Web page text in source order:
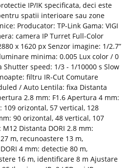
IP/IK specificata, deci este
spatii interioare sau zone
Producator: TP-Link Gama: VIGI
camera IP Turret Full-Color
x 1620 px Senzor imagine: 1/2.7”
minima: 0.005 Lux color / 0
Shutter speed: 1/3 - 1/10000 s Slow
filtru IR-Cut Comutare
/ Auto Lentila: fixa Distanta
2.8 mm: F1.6 Apertura 4 mm:
109 orizontal, 57 vertical, 128
90 orizontal, 48 vertical, 107
Distanta DORI 2.8 mm:
m, recunoastere 13 m,
4 mm: detectie 80 m,
16 m, identificare 8 m Ajustare